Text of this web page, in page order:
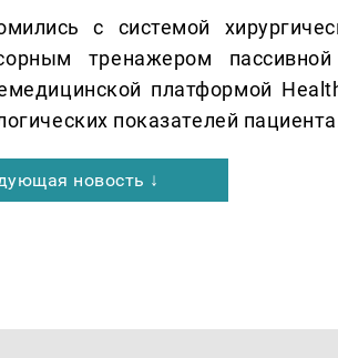
с системой
тренажером пассивной
платформой
показателей
новость ↓